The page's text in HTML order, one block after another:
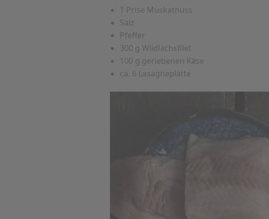
1 Prise Muskatnuss
Salz
Pfeffer
300 g Wildlachsfilet
100 g geriebenen Käse
ca. 6 Lasagneplatte